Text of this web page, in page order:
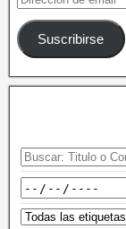
Suscribirse